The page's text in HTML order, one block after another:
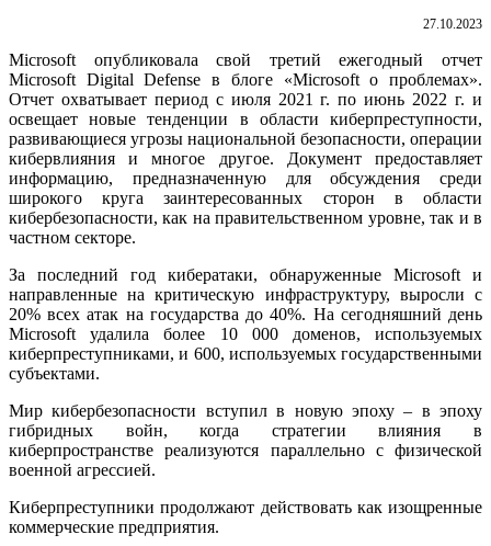
27.10.2023
Microsoft опубликовала свой третий ежегодный
отчет
Microsoft Digital Defense в блоге «Microsoft о проблемах».
Отчет охватывает период с июля 2021 г. по июнь 2022 г. и
освещает новые тенденции в области киберпреступности,
развивающиеся угрозы национальной безопасности, операции
кибервлияния и многое другое. Документ предоставляет
информацию, предназначенную для обсуждения среди
широкого круга заинтересованных сторон в области
кибербезопасности, как на правительственном уровне, так и в
частном секторе.
За последний год кибератаки, обнаруженные Microsoft и
направленные на критическую инфраструктуру, выросли с
20% всех атак на государства до 40%. На сегодняшний день
Microsoft удалила более 10 000 доменов, используемых
киберпреступниками, и 600, используемых государственными
субъектами.
Мир кибербезопасности вступил в новую эпоху – в эпоху
гибридных войн, когда стратегии влияния в
киберпространстве реализуются параллельно с физической
военной агрессией.
Киберпреступники продолжают действовать как изощренные
коммерческие предприятия.